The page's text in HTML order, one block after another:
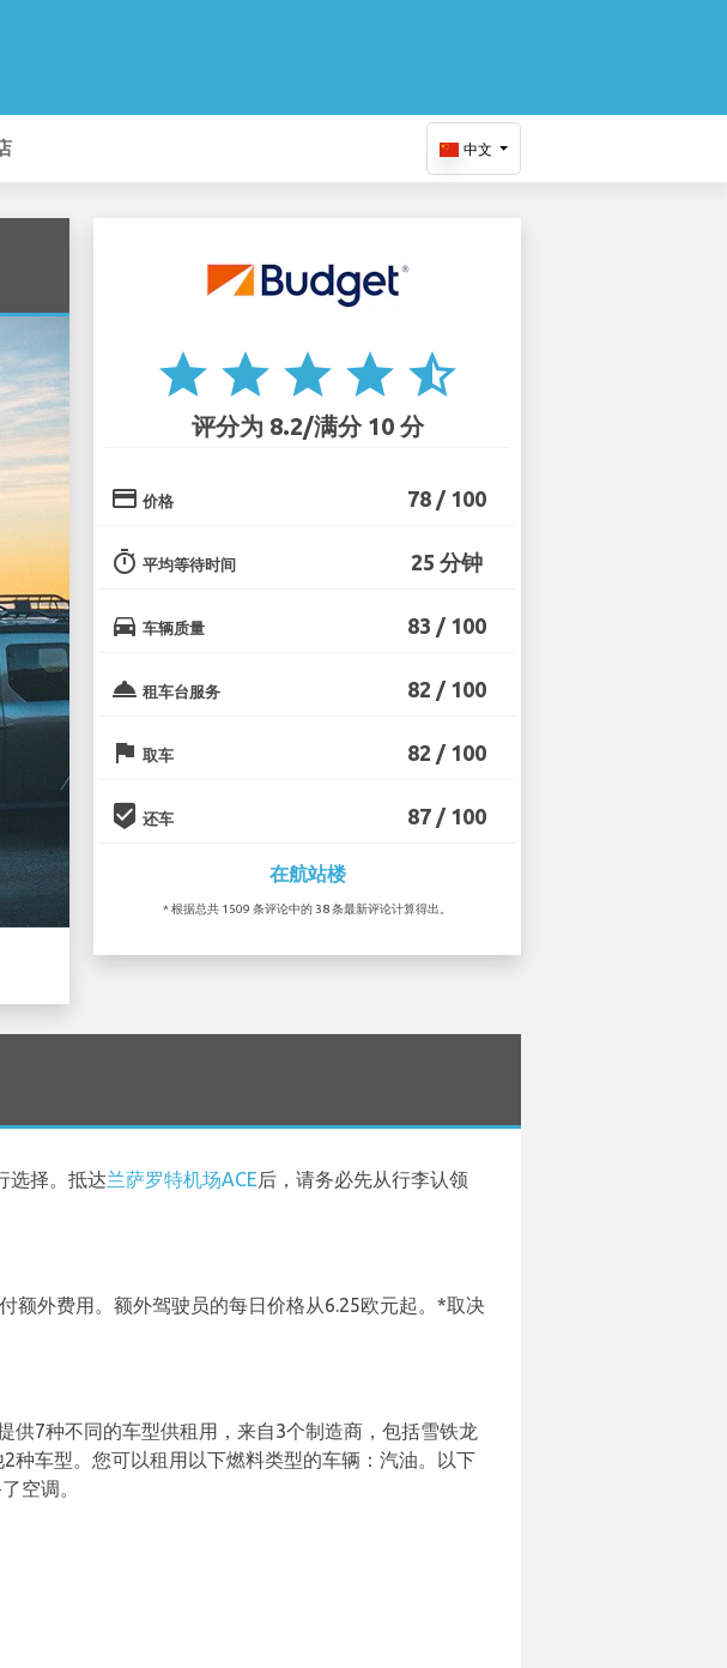
中文
star star star star star_half
评分为 8.2/满分 10 分
credit_card 价格 78 / 100
timer 平均等待时间 25 分钟
directions_car 车辆质量 83 / 100
room_service 租车台服务 82 / 100
flag 取车 82 / 100
beenhere 还车 87 / 100
在航站楼
* 根据总共 1509 条评论中的 38 条最新评论计算得出。
选择。抵达兰萨罗特机场ACE后，请务必先从行李认领
额外费用。额外驾驶员的每日价格从6.25欧元起。*取决
7种不同的车型供租用，来自3个制造商，包括雪铁龙
车型。您可以租用以下燃料类型的车辆：汽油。以下
空调。